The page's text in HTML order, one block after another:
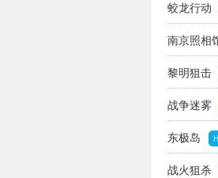
蛟龙行动
南京照相
黎明狙击
战争迷雾
东极岛
战火狙杀